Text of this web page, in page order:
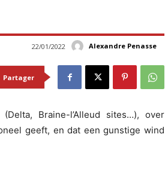
Alexandre Penasse
22/01/2022
Partager
Braine-l’Alleud sites…), over
geeft, en dat een gunstige wind